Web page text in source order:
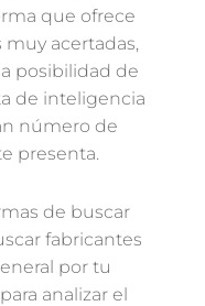
que ofrece
acertadas,
posibilidad de
de inteligencia
número de
presenta.
de buscar
fabricantes
por tu
analizar el